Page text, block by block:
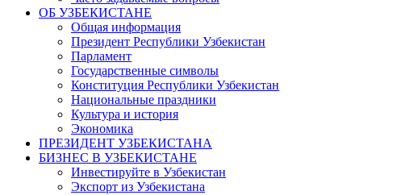
ОБ УЗБЕКИСТАНЕ
Общая информация
Президент Республики Узбекистан
Парламент
Государственные символы
Конституция Республики Узбекистан
Национальные праздники
Культура и история
Экономика
ПРЕЗИДЕНТ УЗБЕКИСТАНА
БИЗНЕС В УЗБЕКИСТАНЕ
Инвестируйте в Узбекистан
Экспорт из Узбекистана